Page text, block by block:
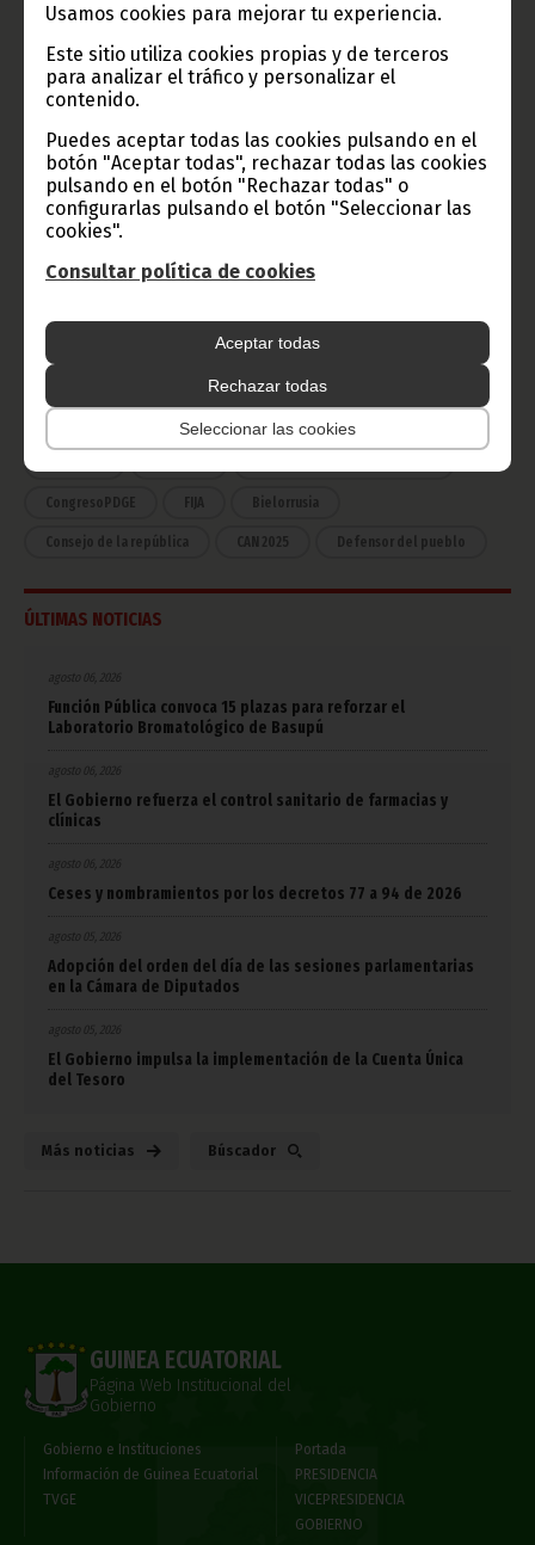
Usamos cookies para mejorar tu experiencia.
Este sitio utiliza cookies propias y de terceros
para analizar el tráfico y personalizar el
contenido.
Puedes aceptar todas las cookies pulsando en el
botón "Aceptar todas", rechazar todas las cookies
pulsando en el botón "Rechazar todas" o
configurarlas pulsando el botón "Seleccionar las
cookies".
Consultar política de cookies
Aceptar todas
Rechazar todas
Seleccionar las cookies
TVGE
Radio Nacional de Guinea
Ecuatorial
Haz click aquí para escuchar ahora
CATEGORÍAS
Noticias Gobierno
Presidencia
África
Deportes Vicepresidencia
COVID-19 Cultura Estadísticas
CongresoPDGE FIJA Bielorrusia
Consejo de la república CAN 2025 Defensor del pueblo
ÚLTIMAS NOTICIAS
agosto 06, 2026
Función Pública convoca 15 plazas para reforzar el
Laboratorio Bromatológico de Basupú
agosto 06, 2026
El Gobierno refuerza el control sanitario de farmacias y
clínicas
agosto 06, 2026
Ceses y nombramientos por los decretos 77 a 94 de 2026
Adopción del orden del día de las sesiones parlamentarias
en la Cámara de Diputados
El Gobierno impulsa la implementación de la Cuenta Única
del Tesoro
Más noticias Búscador
GUINEA ECUATORIAL
Página Web Institucional del
Gobierno
Gobierno e Instituciones
Información de Guinea Ecuatorial
TVGE
Portada
PRESIDENCIA
VICEPRESIDENCIA
GOBIERNO